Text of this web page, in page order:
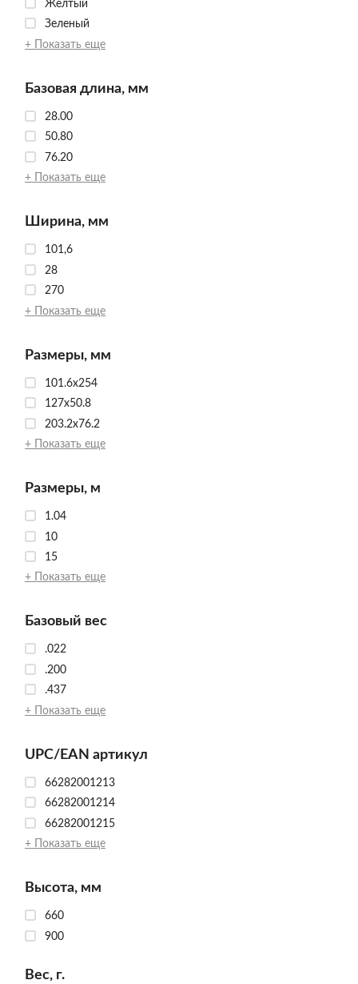
Желтый
Зеленый
+ Показать еще
Базовая длина, мм
28.00
50.80
76.20
+ Показать еще
Ширина, мм
101,6
28
270
+ Показать еще
Размеры, мм
101.6x254
127x50.8
203.2x76.2
+ Показать еще
Размеры, м
1.04
10
15
+ Показать еще
Базовый вес
.022
.200
.437
+ Показать еще
UPC/EAN артикул
66282001213
66282001214
66282001215
+ Показать еще
Высота, мм
660
900
Вес, г.